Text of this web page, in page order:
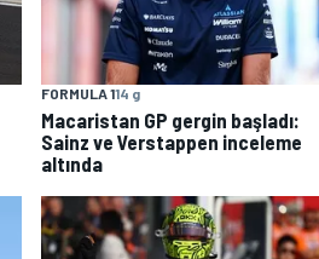
FORMULA 114 g
Macaristan GP gergin başladı:
Sainz ve Verstappen inceleme
altında